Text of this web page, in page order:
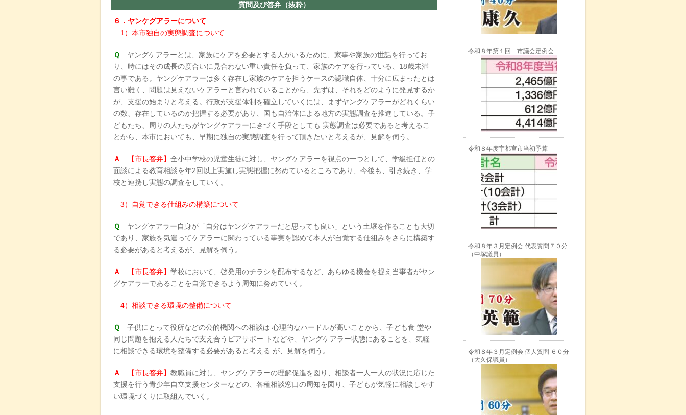
質問及び答弁（抜粋）
６．ヤンケグアラーについて
1）本市独自の実態調査について
Ｑ
ヤングケアラーとは、家族にケアを必要とする人がいるために、家事や家族の世話を行ってお
り、時にはその成長の度合いに見合わない重い責任を負って、家族のケアを行っている、18歳未満
の事である。ヤングケアラーは多く存在し家族のケアを担うケースの認識自体、十分に広まったとは
言い難く、問題は見えないケアラーと言われていることから、先ずは、それをどのように発見するか
が、支援の始まりと考える。行政が支援体制を確立していくには、まずヤングケアラーがどれくらい
の数、存在しているのか把握する必要があり、国も自治体による地方の実態調査を推進している。子
どもたち、周りの人たちがヤングケアラーにきづく手段としても 実態調査は必要であると考えるこ
とから、本市においても、早期に独自の実態調査を行って頂きたいと考えるが、見解を伺う。
Ａ 【市長答弁】 全小中学校の児童生徒に対し、ヤングケアラーを視点の一つとして、学級担任との
面談による教育相談を年2回以上実施し実態把握に努めているところであり、今後も、引き続き、学
校と連携し実態の調査をしていく。
3）自覚できる仕組みの構築について
Ｑ
ヤングケアラー自身が「自分はヤングケアラーだと思っても良い」という土壌を作ることも大切
であり、家族を気遣ってケアラーに関わっている事実を認めて本人が自覚する仕組みをさらに構築す
る必要があると考えるが、見解を伺う。
Ａ 【市長答弁】 学校において、啓発用のチラシを配布するなど、あらゆる機会を捉え当事者がヤン
グケアラーであることを自覚できるよう周知に努めていく。
4）相談できる環境の整備について
Ｑ
子供にとって役所などの公的機関への相談は 心理的なハードルが高いことから、子ども食 堂や
同じ問題を抱える人たちで支え合うピアサポー トなどや、ヤングケアラー状態にあることを、気軽
に相談できる環境を整備する必要があると考える が、見解を伺う。
Ａ 【市長答弁】 教職員に対し、ヤングケアラーの理解促進を図り、相談者一人一人の状況に応じた
支援を行う青少年自立支援センターなどの、各種相談窓口の周知を図り、子どもが気軽に相談しやす
い環境づくりに取組んでいく。
令和８年第１回 市議会定例会
令和８年度宇都宮市当初予算
令和８年３月定例会 代表質問７０分
（中塚議員）
令和８年３月定例会 個人質問 ６０分
（大久保議員）